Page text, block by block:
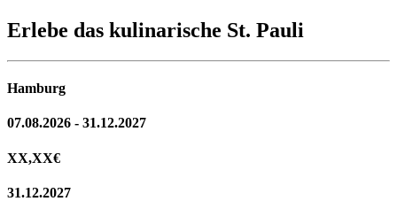
Erlebe das kulinarische St. Pauli
Hamburg
07.08.2026 - 31.12.2027
XX,XX€
31.12.2027